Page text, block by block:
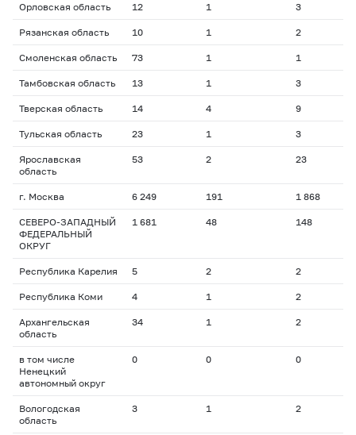
Орловская область 12 1 3
Рязанская область 10 1 2
Смоленская область 73 1 1
Тамбовская область 13 1 3
Тверская область 14 4 9
Тульская область 23 1 3
Ярославская
область
53 2 23
г. Москва 6 249 191 1 868
СЕВЕРО-ЗАПАДНЫЙ
ФЕДЕРАЛЬНЫЙ
ОКРУГ
1 681 48 148
Республика Карелия 5 2 2
Республика Коми 4 1 2
Архангельская
область
34 1 2
в том числе
Ненецкий
автономный округ
0 0 0
Вологодская
область
3 1 2